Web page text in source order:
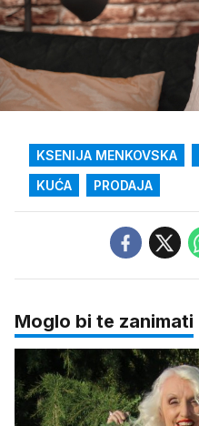
Upali
zvuk
/
Loaded
:
43.18%
KSENIJA MENKOVSKA
KUĆA
PRODAJA
Moglo bi te zanimati